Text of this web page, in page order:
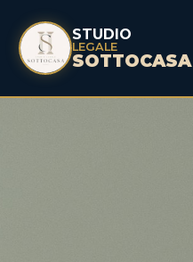
STUDIO
LEGALE
SOTTOCASA